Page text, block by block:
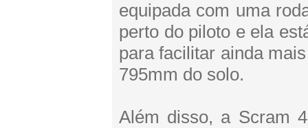
equipada com uma
perto do piloto e ela
para facilitar ainda
795mm do solo.
Além disso, a Scram